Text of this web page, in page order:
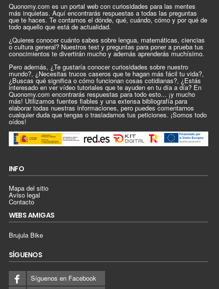
Quonomy.com es un portal web con curiosidades para las mentes
más inquietas. Aquí encontrarás respuestas a todas las preguntas
que te haces. Te contamos el dónde, qué, cuándo, cómo y por qué de
todo aquello que está de actualidad.
¿Quieres conocer cuánto sabes sobre lengua, matemáticas, ciencias
o cultura general? Nuestros test y preguntas para poner a prueba tus
conocimientos te divertirán mucho y además aprenderás muchísimo.
Pero además, ¿Te gustaría conocer curiosidades sobre nuestro
mundo?, ¿Necesitas trucos caseros que te hagan más fácil tu vida?,
¿Buscas qué significa o cómo funcionan cosas cotidianas?, ¿Estás
interesado en ver vídeo tutoriales que te ayuden en tu día a día? En
Quonomy.com encontrarás respuestas para todo esto... ¡y mucho
más! Utilizamos fuentes fiables y una extensa bibliografía para
elaborar todas nuestras informaciones, pero puedes comentarnos
cualquier duda que tengas o trasladarnos tus peticiones. ¡Somos todo
oídos!
INFO
Mapa del sitio
Aviso legal
Contacto
WEBS AMIGAS
Brujula Bike
SÍGUENOS
Síguenos en Facebook